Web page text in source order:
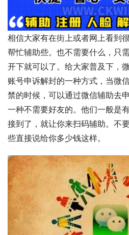
相信大家有在街上或者网上看到
帮忙辅助些。也不需要什么，只
开下就可以了。给大家普及下，
账号申诉解封的一种方式，当微
禁的时候，可以通过微信辅助去
一种不需要好友的。他们一般是
接到了，就让你来扫码辅助。不
些直接说给你多少钱这样。